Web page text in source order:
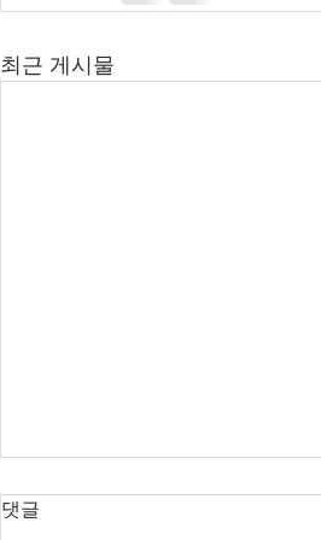
최근 게시물
2026년 7월 12-26일 주보입니
댓글